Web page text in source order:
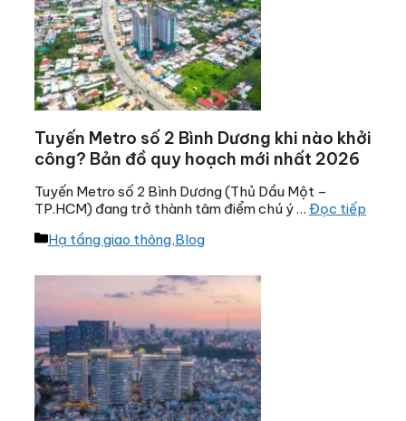
Tuyến Metro số 2 Bình Dương khi nào khởi
công? Bản đồ quy hoạch mới nhất 2026
Tuyến Metro số 2 Bình Dương (Thủ Dầu Một –
TP.HCM) đang trở thành tâm điểm chú ý … Đọc tiếp
Danh
Hạ tầng giao thông,Blog